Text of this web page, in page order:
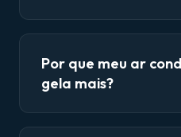
Por que meu ar
gela mais?